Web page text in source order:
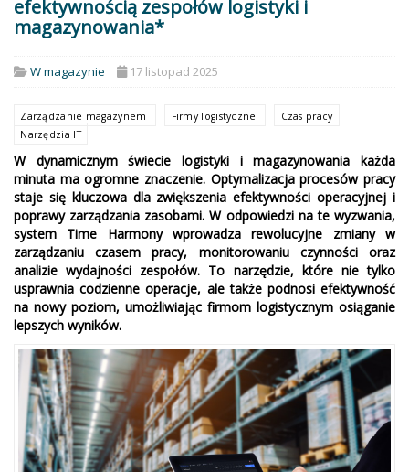
efektywnością zespołów logistyki i
magazynowania*
W magazynie 17 listopad 2025
Zarządzanie magazynem Firmy logistyczne
Czas pracy
Narzędzia IT
W dynamicznym świecie logistyki i magazynowania każda
minuta ma ogromne znaczenie. Optymalizacja procesów pracy
staje się kluczowa dla zwiększenia efektywności operacyjnej i
poprawy zarządzania zasobami. W odpowiedzi na te wyzwania,
system Time Harmony wprowadza rewolucyjne zmiany w
zarządzaniu czasem pracy, monitorowaniu czynności oraz
analizie wydajności zespołów. To narzędzie, które nie tylko
usprawnia codzienne operacje, ale także podnosi efektywność
na nowy poziom, umożliwiając firmom logistycznym osiąganie
lepszych wyników.